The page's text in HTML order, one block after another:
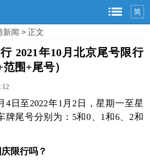
简
新闻> 正文
2021年10月北京尾号限行
围+尾号）
至2022年1月2日，星期一至星
牌尾号分别为：5和0、1和6、2和
限行吗？